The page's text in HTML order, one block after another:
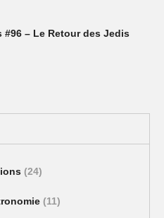
#96 – Le Retour des Jedis
(24)
(11)